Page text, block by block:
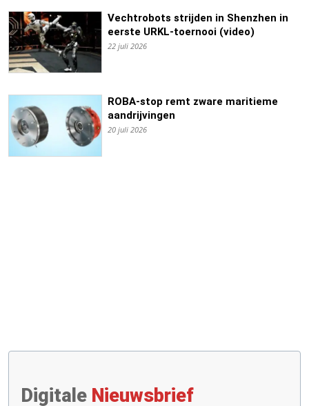
Vechtrobots strijden in Shenzhen in
eerste URKL-toernooi (video)
22 juli 2026
ROBA-stop remt zware maritieme
aandrijvingen
20 juli 2026
Digitale Nieuwsbrief